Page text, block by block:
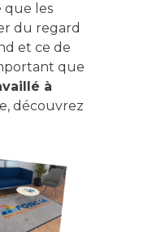
que les
du regard
et ce de
que
à
découvrez